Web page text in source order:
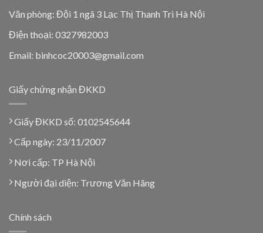
Văn phòng: Đội 1 ngã 3 Lạc Thị Thanh Trì Hà Nội
Điện thoại: 0327982003
Email: binhcoc20003@gmail.com
Giấy chứng nhận ĐKKD
Giấy ĐKKD số: 0102545644
Cấp ngày: 23/11/2007
Nơi cấp: TP Hà Nội
Người đại diện: Trương Văn Hãng
Chính sách